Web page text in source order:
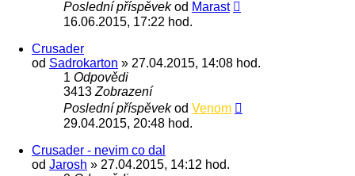
Poslední příspěvekod Marast
16.06.2015, 17:22 hod.
Crusader
od Sadrokarton » 27.04.2015, 14:08 hod.
1 Odpovědi
3413 Zobrazení
Poslední příspěvekod Venom
29.04.2015, 20:48 hod.
Crusader - nevim co dal
od Jarosh » 27.04.2015, 14:12 hod.